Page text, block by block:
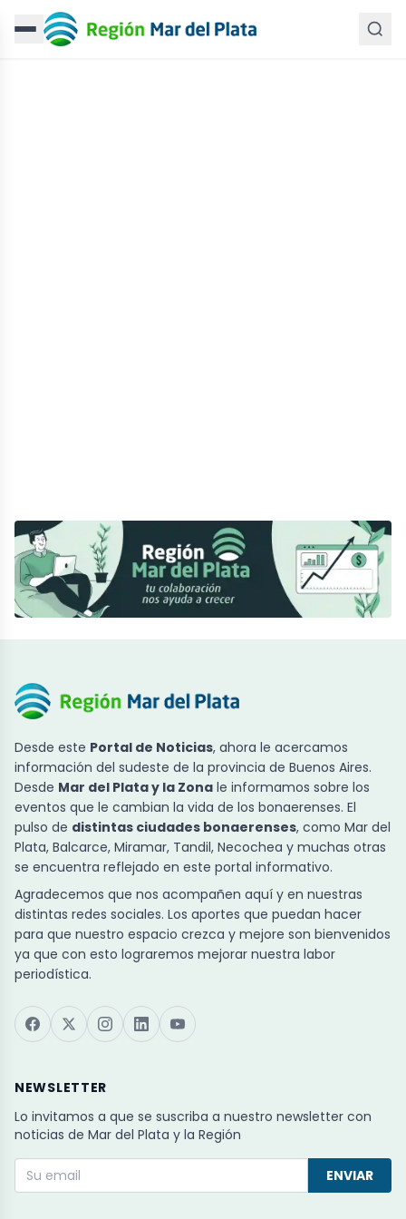
Desde este Portal de Noticias, ahora le acercamos
información del sudeste de la provincia de Buenos Aires.
Desde Mar del Plata y la Zona le informamos sobre los
eventos que le cambian la vida de los bonaerenses. El
pulso de distintas ciudades bonaerenses, como Mar del
Plata, Balcarce, Miramar, Tandil, Necochea y muchas otras
se encuentra reflejado en este portal informativo.
Agradecemos que nos acompañen aquí y en nuestras
distintas redes sociales. Los aportes que puedan hacer
para que nuestro espacio crezca y mejore son bienvenidos
ya que con esto lograremos mejorar nuestra labor
periodística.
NEWSLETTER
Lo invitamos a que se suscriba a nuestro newsletter con
noticias de Mar del Plata y la Región
ENVIAR